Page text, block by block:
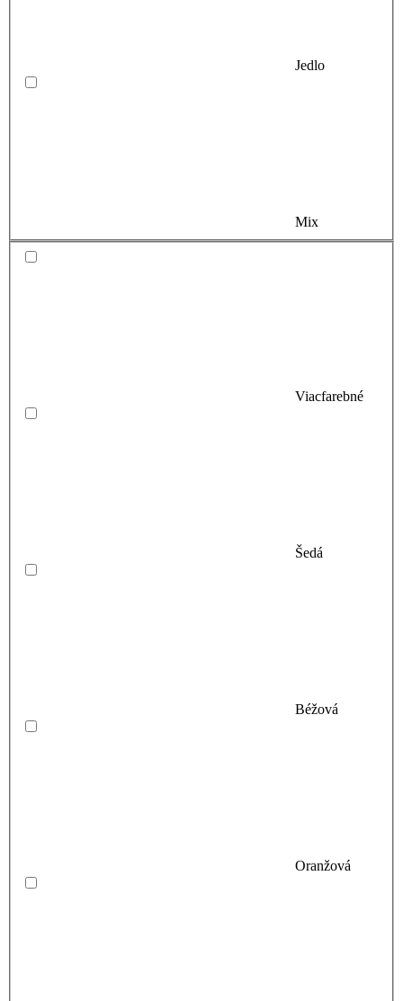
Jedlo
Mix
Viacfarebné
Šedá
Béžová
Oranžová